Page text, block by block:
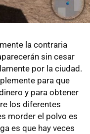
la contraria
sin cesar
por la ciudad.
para que
y para obtener
los diferentes
morder el polvo es
es que hay veces